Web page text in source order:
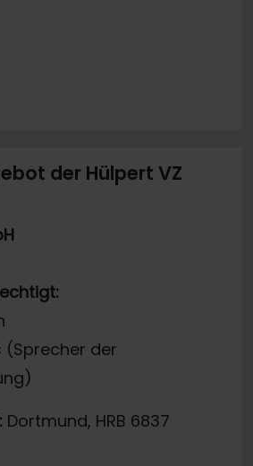
der Hülpert VZ
(Sprecher der
Dortmund, HRB 6837